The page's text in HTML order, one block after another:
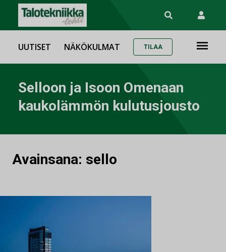
UUTISET NÄKÖKULMAT TILAA
Selloon ja Isoon Omenaan
kaukolämmön kulutusjousto
Avainsana: sello